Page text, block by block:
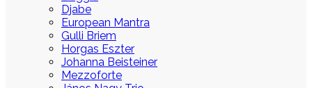
Djabe
European Mantra
Gulli Briem
Horgas Eszter
Johanna Beisteiner
Mezzoforte